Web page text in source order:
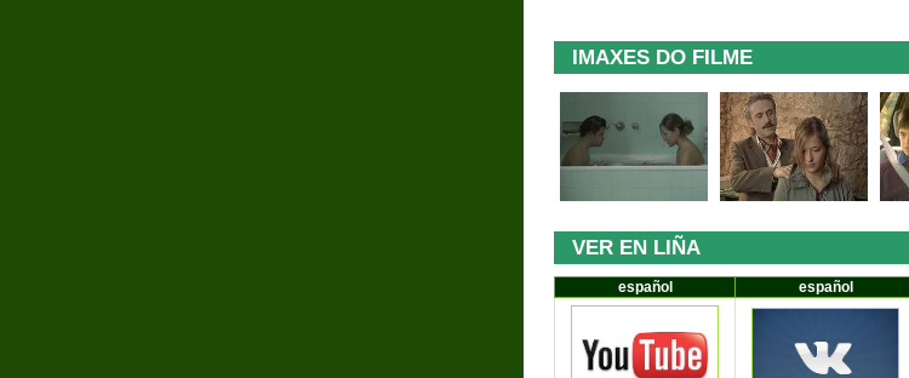
IMAXES DO FILME
VER EN LIÑA
español español